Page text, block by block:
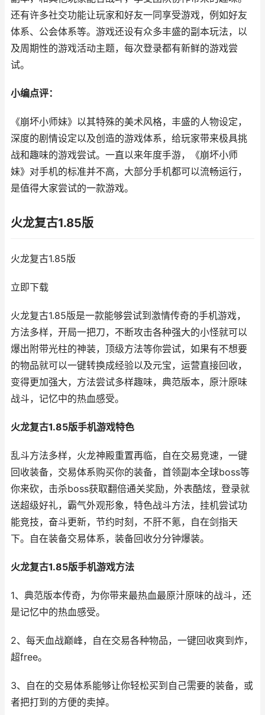
还有许多社交功能让玩家和好友一同享受游戏，例如好友
体系、公会体系等。游戏还设有众多丰盛的副本玩法，以
及周期性的游戏活动主题，每次登录都有新鲜的游戏尝
试。
小编点评：
《崩坏小师妹》以其特殊的美术风格，丰盛的人物设定，
深度的剧情设定以及创造的游戏体系，给玩家带来极具挑
战和趣味的游戏尝试。一直以来年度手游，《崩坏小师
妹》对手机的标准并不高，大部分手机都可以流畅运行，
是值得大家尝试的一款游戏。
火龙复古1.85版
火龙复古1.85版
立即下载
火龙复古1.85版是一款能够尝试到激情传奇的手机游戏，
方法多样，开局一把刀，不断攻击各种强大的小怪就可以
爆出附带光柱的神装，顶级方法等你尝试，如果有不想要
的物品就可以一键转换成经验以及元宝，运营直接回收，
变得更加强大，方法尝试多样趣味，典范版本，原汁原味
战斗，记忆中的热血感受。
火龙复古1.85版手机游戏特色
乱斗方法多样，火龙神殿重置再临，自在交易竞速，一键
回收装备，交易体系购买你的装备，首领副本全球boss等
你来砍，击杀boss获取翻倍通关奖励，外表酷炫，登录就
送超级好礼，霸气外观形象，特色战斗方法，挂机尝试功
能竞技，奋斗更新，节约时刻，不肝不氪，自在剑指天
下。自在装备交易体系，装备回收分分钟爆装。
火龙复古1.85版手机游戏方法
1、典范版本传奇，为你带来最热血最原汁原味的战斗，还
是记忆中的热血感受。
2、每天血战巅峰，自在交易各种物品，一键回收爽到炸，
超free。
3、自在的交易体系能够让你轻松买到自己需要的装备，或
者把打到的方便的卖掉。